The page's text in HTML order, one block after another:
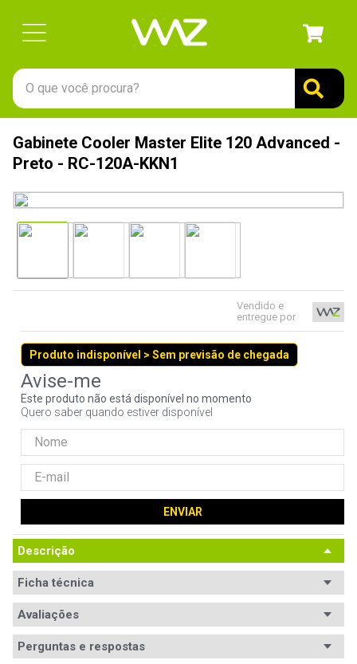
O que você procura?
Gabinete Cooler Master Elite 120 Advanced -
Preto - RC-120A-KKN1
Vendido e
entregue por
Produto indisponível > Sem previsão de chegada
Este produto não está disponível no momento
Quero saber quando estiver disponível
ENVIAR
Descrição
Ficha técnica
Avaliações
Perguntas e respostas
1º
gabinete
3º
teclado
ssd
6º
mouse
8º
fractal
10º hd